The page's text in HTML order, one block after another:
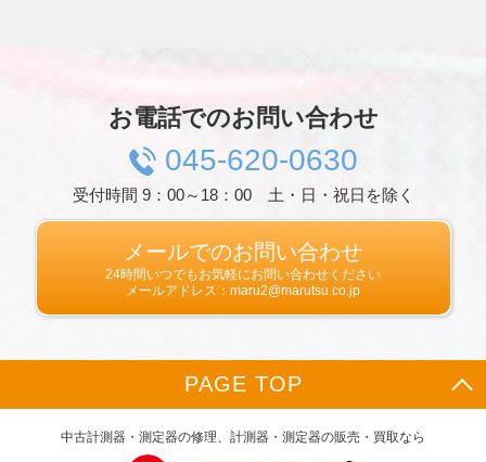
ド，ご利用日時，ご利用の方法，ご利用環境，
郵便番号や性別，職業，年齢，ユーザーのIPア
識別情報などを指します。
第２条（プライバシー情報の収集方法）
当社は，ユーザーが利用登録をする際に氏名，
生年月日，住所，電話番号，メールアドレス，
銀行口座番号，クレジットカード番号，運転免
許証番号などの個人情報をお尋ねすることがあ
下，｢提携先｣といいます。）などから収集する
ことがあります。
当社は，ユーザーについて，利用したサービス
やソフトウエア，購入した商品，閲覧したペー
お電話でのお問い合わせ
045-620-0630
受付時間 9：00～18：00 土・日・祝日を除く
メールでのお問い合わせ
24時間いつでもお気軽にお問い合わせください
メールアドレス：maru2@marutsu.co.jp
PAGE TOP
中古計測器・測定器の修理、計測器・測定器の販売・買取なら